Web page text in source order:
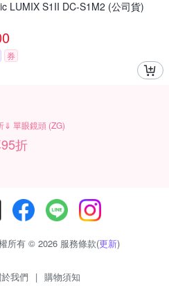
LUMIX S1II DC-S1M2 (公司貨)
券
⇓ 單眼鏡頭 (ZG)
折
所有 © 2026 服務條款(更新)
我們 | 購物須知